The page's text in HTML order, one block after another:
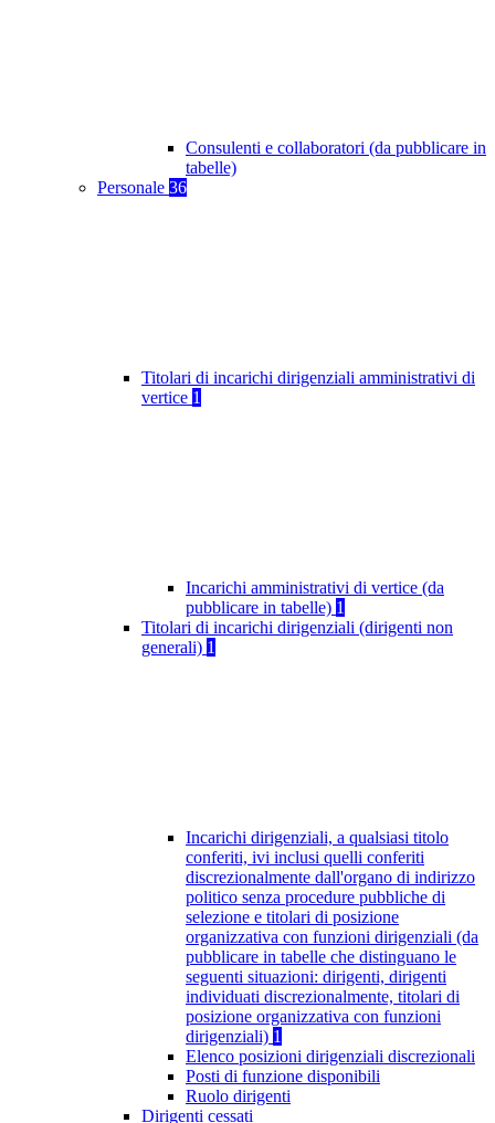
Consulenti e collaboratori (da pubblicare in
tabelle)
Personale 36
Titolari di incarichi dirigenziali amministrativi di
vertice 1
Incarichi amministrativi di vertice (da
pubblicare in tabelle) 1
Titolari di incarichi dirigenziali (dirigenti non
generali) 1
Incarichi dirigenziali, a qualsiasi titolo
conferiti, ivi inclusi quelli conferiti
discrezionalmente dall'organo di indirizzo
politico senza procedure pubbliche di
selezione e titolari di posizione
organizzativa con funzioni dirigenziali (da
pubblicare in tabelle che distinguano le
seguenti situazioni: dirigenti, dirigenti
individuati discrezionalmente, titolari di
posizione organizzativa con funzioni
dirigenziali) 1
Elenco posizioni dirigenziali discrezionali
Posti di funzione disponibili
Ruolo dirigenti
Dirigenti cessati